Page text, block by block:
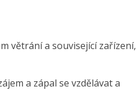
větrání a související zařízení,
a zápal se vzdělávat a